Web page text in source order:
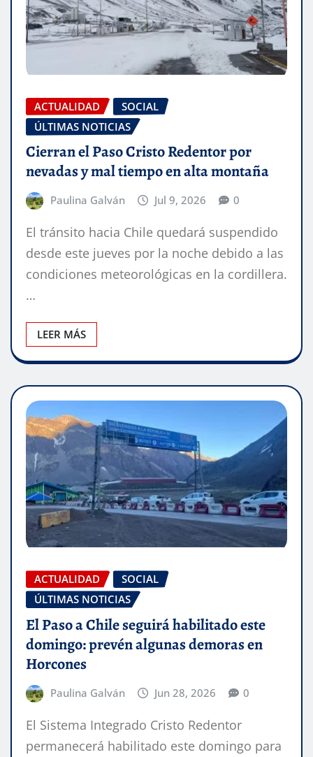
ACTUALIDAD
SOCIAL
ÚLTIMAS NOTICIAS
Cierran el Paso Cristo Redentor por
nevadas y mal tiempo en alta montaña
Paulina Galván Jul 9, 2026 0
El tránsito hacia Chile quedará suspendido
desde este jueves por la noche debido a las
condiciones meteorológicas en la cordillera.
…
LEER MÁS
ACTUALIDAD
SOCIAL
ÚLTIMAS NOTICIAS
El Paso a Chile seguirá habilitado este
domingo: prevén algunas demoras en
Horcones
Paulina Galván Jun 28, 2026 0
El Sistema Integrado Cristo Redentor
permanecerá habilitado este domingo para